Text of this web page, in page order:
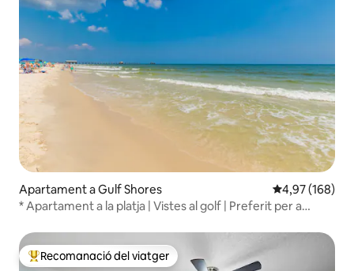
Apartament a Gulf Shores 4,97 de
4,97 (168)
* Apartament a la platja | Vistes al golf | Preferit per a
Principals recomanacions dels viatgers
Recomanació del viatger